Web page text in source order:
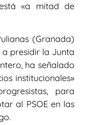
«a mitad de
(Granada)
presidir la Junta
ha señalado
institucionales»
para
al PSOE en las